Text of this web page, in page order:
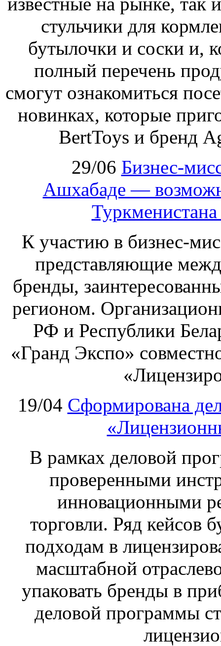
стульчики для
бутылочки и соски и,
полный перечень
смогут ознакомиться
новинках, которые
BertToys и бренд
29/06
Ашхабаде —
К участию в
представляющие
бренды,
регионом.
РФ и Республики
«Гранд Экспо»
19/04 Сформирована
В рамках деловой
проверенными
инновационными
торговли. Ряд кейсов
подходам в
масштабной
упаковать бренды в
деловой программы